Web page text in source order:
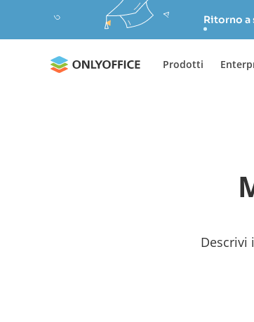
Ritorno a
Prodotti
Descrivi